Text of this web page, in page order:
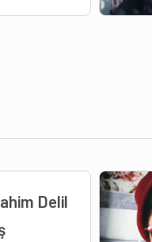
Delil